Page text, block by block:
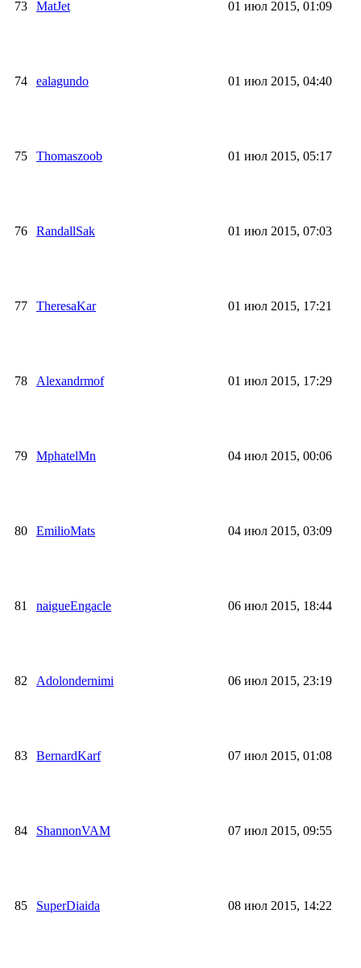
73 MatJet 01 июл 2015, 01:09
74 ealagundo 01 июл 2015, 04:40
75 Thomaszoob 01 июл 2015, 05:17
76 RandallSak 01 июл 2015, 07:03
77 TheresaKar 01 июл 2015, 17:21
78 Alexandrmof 01 июл 2015, 17:29
79 MphatelMn 04 июл 2015, 00:06
80 EmilioMats 04 июл 2015, 03:09
81 naigueEngacle 06 июл 2015, 18:44
82 Adolondernimi 06 июл 2015, 23:19
83 BernardKarf 07 июл 2015, 01:08
84 ShannonVAM 07 июл 2015, 09:55
85 SuperDiaida 08 июл 2015, 14:22